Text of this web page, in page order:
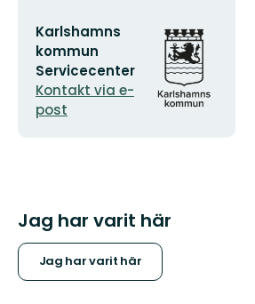
E-
postadress
Karlshamns
kommun
Servicecenter
Kontakt via e-
post
Organisationens
logotyp
Jag har varit här
Jag har varit här